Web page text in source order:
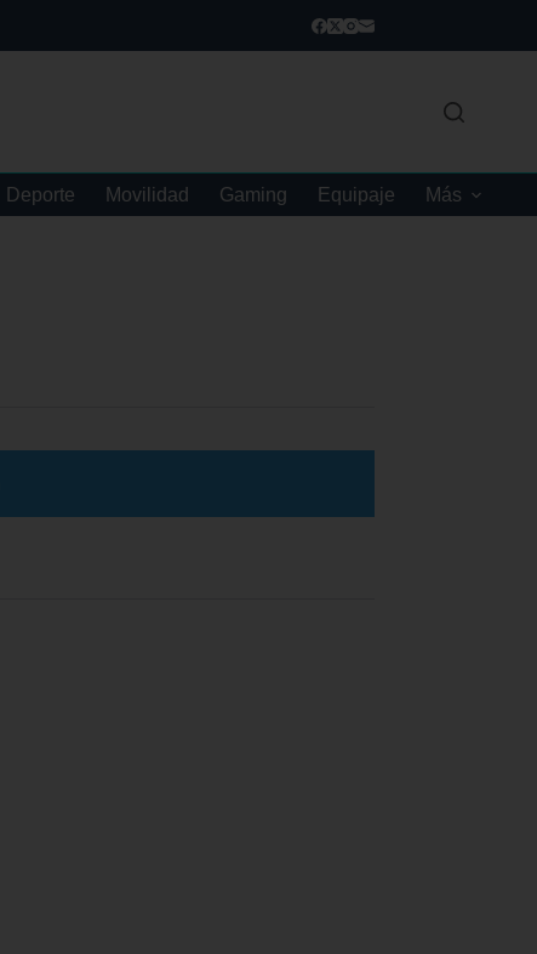
Deporte Movilidad Gaming Equipaje Más